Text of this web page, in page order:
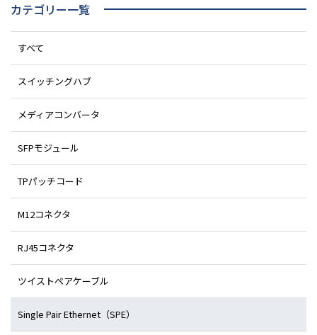
カテゴリー一覧
すべて
スイッチングハブ
メディアコンバータ
SFPモジュール
TPパッチコード
M12コネクタ
RJ45コネクタ
ツイストペアケーブル
Single Pair Ethernet（SPE）